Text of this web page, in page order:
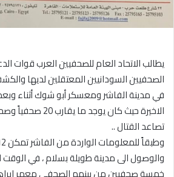
يطالب الاتحاد العام للصحفيين العرب قوات
الصحفيين السودانيين المعتقلين لديها
في مدينة الفاشر ومعسكر أبو شوك أثناء
الاخيرة حيث كان
تصاعد القتال ..
والوصول الى مدينة طويلة بسلام ، في